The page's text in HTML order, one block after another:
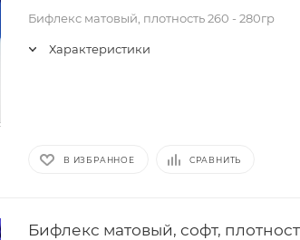
Бифлекс матовый, плотность 260 - 280гр
Характеристики
В ИЗБРАННОЕ СРАВНИТЬ
Бифлекс матовый, софт,